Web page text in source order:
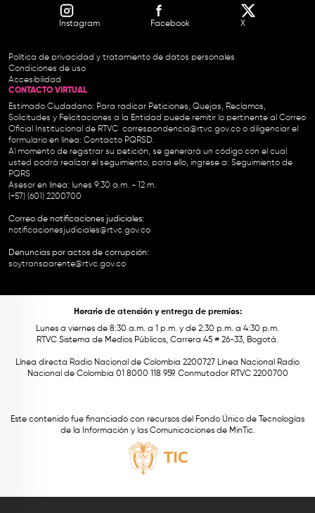
Instagram Facebook X
Política de privacidad y tratamiento de datos personales
Condiciones de uso
Accesibilidad
CONTACTO VIRTUAL
Estimado Ciudadano: Para radicar Peticiones, Quejas, Reclamos,
Solicitudes y Felicitaciones a la Entidad puede remitir lo pertinente al Correo
Oficial Institucional de RTVC correspondencia@rtvc.gov.co o diligenciar el
formulario en línea: Contacto PQRSD.
Al momento de registrar su petición, se generará un código con el cual
usted podrá realizar el seguimiento, para ello, ingrese a: Seguimiento de
PQRS
Asesor en línea: lunes 9:30 a.m. - 12 m.
(+57) (601) 2200700
Correo de notificaciones judiciales:
notificacionesjudiciales@rtvc.gov.co
Denuncias por actos de corrupción:
soytransparente@rtvc.gov.co
Horario de atención y entrega de premios:
Lunes a viernes de 8:30 a.m. a 1 p.m. y de 2:30 p.m. a 4:30 p.m.
RTVC Sistema de Medios Públicos, Carrera 45 # 26-33, Bogotá.
Línea directa Radio Nacional de Colombia 2200727 Línea Nacional Radio
Nacional de Colombia 01 8000 118 959. Conmutador RTVC 2200700
Este contenido fue financiado con recursos del Fondo Único de Tecnologías
de la Información y las Comunicaciones de MinTic.